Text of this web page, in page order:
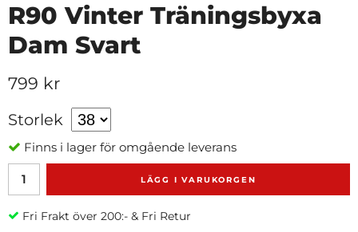
R90 Vinter Träningsbyxa
Dam Svart
799 kr
Storlek
Finns i lager för omgående leverans
LÄGG I VARUKORGEN
Fri Frakt över 200:- & Fri Retur